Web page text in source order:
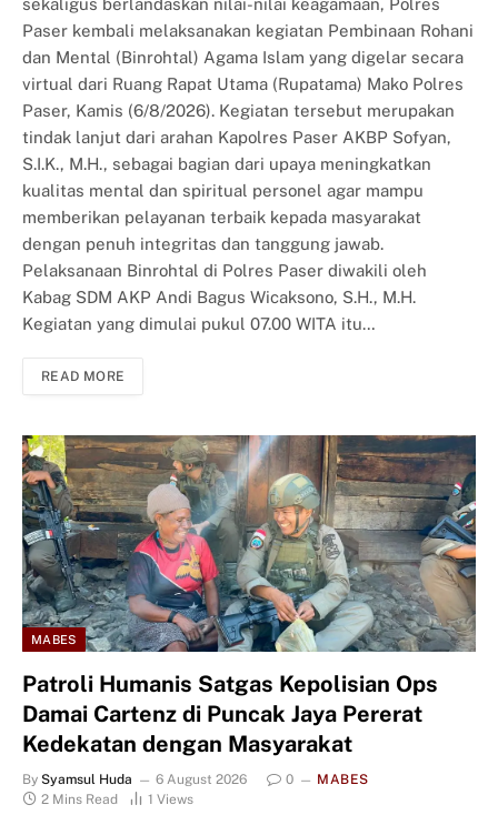
sekaligus berlandaskan nilai-nilai keagamaan, Polres
Paser kembali melaksanakan kegiatan Pembinaan Rohani
dan Mental (Binrohtal) Agama Islam yang digelar secara
virtual dari Ruang Rapat Utama (Rupatama) Mako Polres
Paser, Kamis (6/8/2026). Kegiatan tersebut merupakan
tindak lanjut dari arahan Kapolres Paser AKBP Sofyan,
S.I.K., M.H., sebagai bagian dari upaya meningkatkan
kualitas mental dan spiritual personel agar mampu
memberikan pelayanan terbaik kepada masyarakat
dengan penuh integritas dan tanggung jawab.
Pelaksanaan Binrohtal di Polres Paser diwakili oleh
Kabag SDM AKP Andi Bagus Wicaksono, S.H., M.H.
Kegiatan yang dimulai pukul 07.00 WITA itu…
READ MORE
MABES
Patroli Humanis Satgas Kepolisian Ops
Damai Cartenz di Puncak Jaya Pererat
Kedekatan dengan Masyarakat
By Syamsul Huda 6 August 2026 0
MABES
2 Mins Read
1 Views